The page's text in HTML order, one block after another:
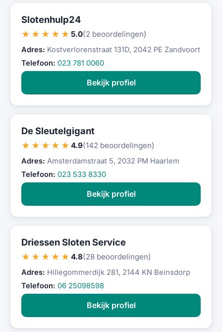
Slotenhulp24
★★★★★ 5.0(2 beoordelingen)
Adres: Kostverlorenstraat 131D, 2042 PE Zandvoort
Telefoon: 023 781 0060
Bekijk profiel
De Sleutelgigant
★★★★★ 4.9(142 beoordelingen)
Adres: Amsterdamstraat 5, 2032 PM Haarlem
Telefoon: 023 533 8330
Bekijk profiel
Driessen Sloten Service
★★★★★ 4.8(28 beoordelingen)
Adres: Hillegommerdijk 281, 2144 KN Beinsdorp
Telefoon: 06 25098598
Bekijk profiel